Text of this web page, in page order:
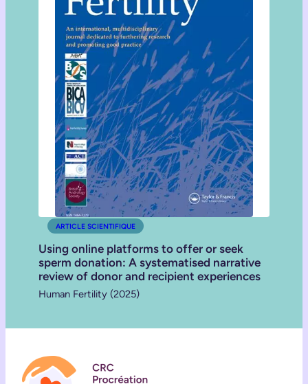
ARTICLE SCIENTIFIQUE
Using online platforms to offer or seek
sperm donation: A systematised narrative
review of donor and recipient experiences
Human Fertility (2025)